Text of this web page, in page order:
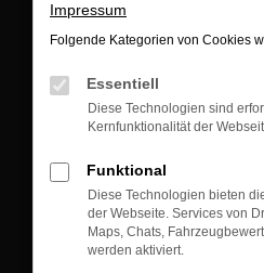
Tel.: +49 3745
Fax: +49 3745
Impressum
Folgende Kategorien von Cookies
Essentiell
Diese Technologien sind
Kernfunktionalität der
Funktional
Diese Technologien bieten
der Webseite. Services von
Maps, Chats,
werden aktiviert.